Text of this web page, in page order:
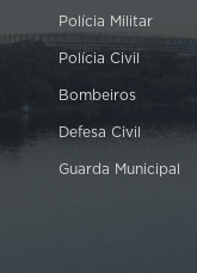
Polícia Militar
Polícia Civil
Bombeiros
Defesa Civil
Guarda Municipal